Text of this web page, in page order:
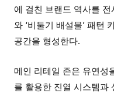
에 걸친 브랜드 역사를
와 ‘비둘기 배설물’ 패턴
공간을 형성한다.
메인 리테일 존은 유연성
를 활용한 진열 시스템과